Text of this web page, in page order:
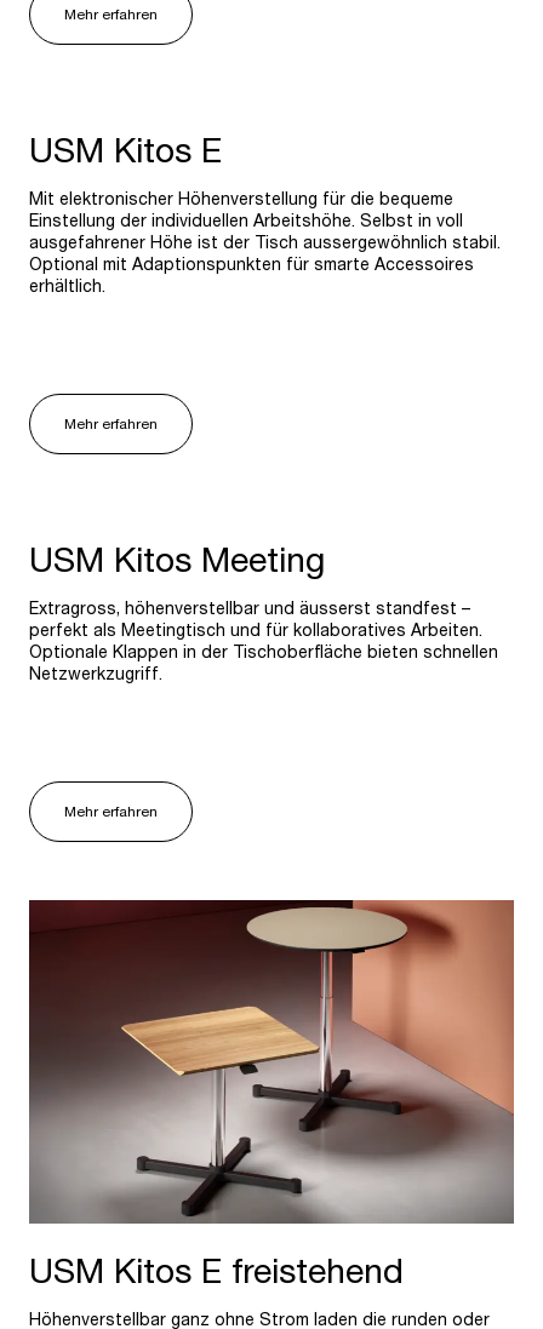
Mehr erfahren
USM Kitos E
Mit elektronischer Höhenverstellung für die bequeme
Einstellung der individuellen Arbeitshöhe. Selbst in voll
ausgefahrener Höhe ist der Tisch aussergewöhnlich stabil.
Optional mit Adaptionspunkten für smarte Accessoires
erhältlich.
Mehr erfahren
USM Kitos Meeting
Extragross, höhenverstellbar und äusserst standfest –
perfekt als Meetingtisch und für kollaboratives Arbeiten.
Optionale Klappen in der Tischoberfläche bieten schnellen
Netzwerkzugriff.
Mehr erfahren
USM Kitos E freistehend
Höhenverstellbar ganz ohne Strom laden die runden oder